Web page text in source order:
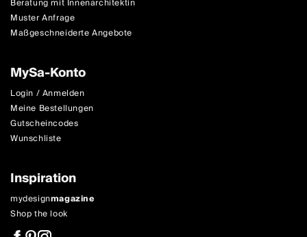
Muster Anfrage
Maßgeschneiderte Angebote
MySa-Konto
Login / Anmelden
Meine Bestellungen
Gutscheincodes
Wunschliste
Inspiration
mydesignmagazine
Shop the look